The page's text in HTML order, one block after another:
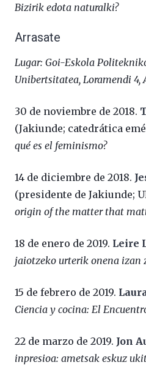
Bizirik edota naturalki?
Arrasate
Lugar: Goi-Eskola
Unibertsitatea, Loramendi 4,
30 de noviembre de 2018.
(Jakiunde; catedrática
qué es el feminismo?
14 de diciembre de 2018.
(presidente de Jakiunde;
origin of the matter that
18 de enero de 2019. Leire
jaiotzeko urterik onena izan
15 de febrero de 2019.
Ciencia y cocina: El
22 de marzo de 2019. Jon
inpresioa: ametsak eskuz